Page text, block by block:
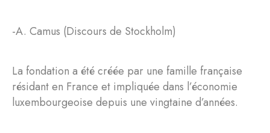
-A. Camus (Discours de Stockholm)
La fondation a été créée par une famille française
résidant en France et impliquée dans l’économie
luxembourgeoise depuis une vingtaine d’années.